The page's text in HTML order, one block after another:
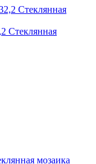
Стеклянная